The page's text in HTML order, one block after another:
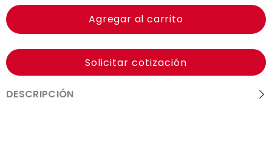
Agregar al carrito
Solicitar cotización
DESCRIPCIÓN